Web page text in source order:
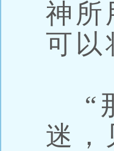
神所
可以
“
迷，